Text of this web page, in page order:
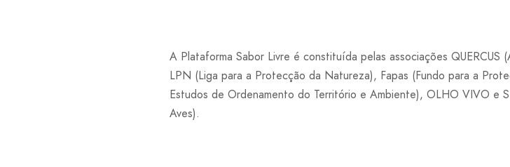
A Plataforma Sabor Livre é constituída pelas associações
LPN (Liga para a Protecção da Natureza), Fapas (Fundo para a
Estudos de Ordenamento do Território e Ambiente), OLHO VIVO e
Aves).